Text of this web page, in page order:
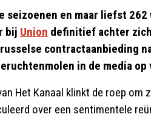
seizoenen en maar liefst
bij Union definitief achter
contractaanbieding
in de media op
Het Kanaal klinkt de roep om
over een sentimentele